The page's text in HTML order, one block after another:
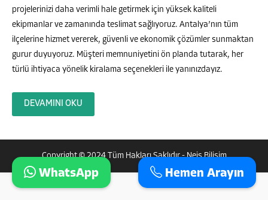
projelerinizi daha verimli hale getirmek için yüksek kaliteli
ekipmanlar ve zamanında teslimat sağlıyoruz. Antalya’nın tüm
ilçelerine hizmet vererek, güvenli ve ekonomik çözümler sunmaktan
gurur duyuyoruz. Müşteri memnuniyetini ön planda tutarak, her
türlü ihtiyaca yönelik kiralama seçenekleri ile yanınızdayız.
DEVAMINI OKU
Copyright © 2024 Tüm Hakları Saklıdır -Neis Bilisim
Hemen Arayın
WhatsApp